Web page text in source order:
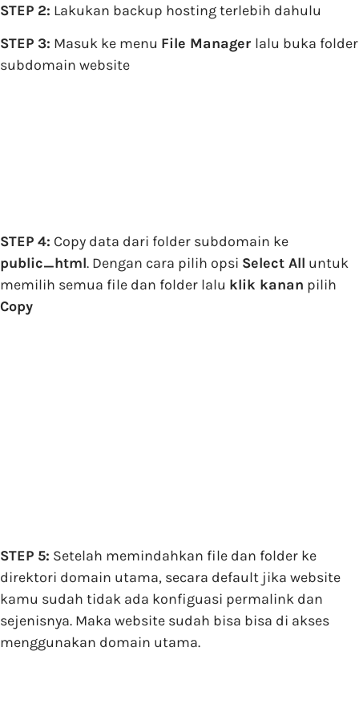
STEP 2: Lakukan backup hosting terlebih dahulu
STEP 3: Masuk ke menu File Manager lalu buka folder
subdomain website
STEP 4: Copy data dari folder subdomain ke
public_html. Dengan cara pilih opsi Select All untuk
memilih semua file dan folder lalu klik kanan pilih
Copy
STEP 5: Setelah memindahkan file dan folder ke
direktori domain utama, secara default jika website
kamu sudah tidak ada konfiguasi permalink dan
sejenisnya. Maka website sudah bisa bisa di akses
menggunakan domain utama.